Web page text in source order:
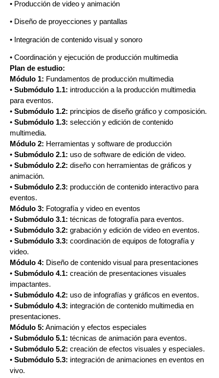
• Producción de video y animación
• Diseño de proyecciones y pantallas
• Integración de contenido visual y sonoro
• Coordinación y ejecución de producción multimedia
Plan de estudio:
Módulo 1: Fundamentos de producción multimedia
• Submódulo 1.1: introducción a la producción multimedia
para eventos.
• Submódulo 1.2: principios de diseño gráfico y composición.
• Submódulo 1.3: selección y edición de contenido
multimedia.
Módulo 2: Herramientas y software de producción
• Submódulo 2.1: uso de software de edición de video.
• Submódulo 2.2: diseño con herramientas de gráficos y
animación.
• Submódulo 2.3: producción de contenido interactivo para
eventos.
Módulo 3: Fotografía y video en eventos
• Submódulo 3.1: técnicas de fotografía para eventos.
• Submódulo 3.2: grabación y edición de video en eventos.
• Submódulo 3.3: coordinación de equipos de fotografía y
video.
Módulo 4: Diseño de contenido visual para presentaciones
• Submódulo 4.1: creación de presentaciones visuales
impactantes.
• Submódulo 4.2: uso de infografías y gráficos en eventos.
• Submódulo 4.3: integración de contenido multimedia en
presentaciones.
Módulo 5: Animación y efectos especiales
• Submódulo 5.1: técnicas de animación para eventos.
• Submódulo 5.2: creación de efectos visuales y especiales.
• Submódulo 5.3: integración de animaciones en eventos en
vivo.